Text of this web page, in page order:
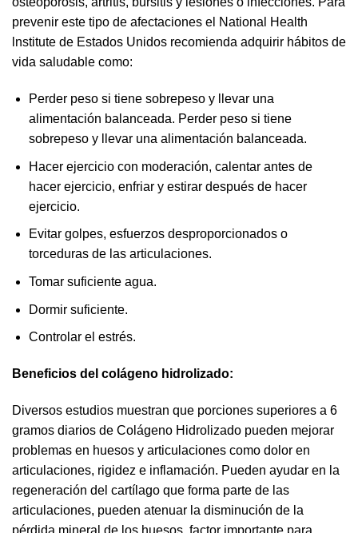
prevenir este tipo de afectaciones el National Health
lnstitute de Estados Unidos recomienda adquirir hábitos de
vida saludable como:
Perder peso si tiene sobrepeso y llevar una
alimentación balanceada. Perder peso si tiene
sobrepeso y llevar una alimentación balanceada.
Hacer ejercicio con moderación, calentar antes de
hacer ejercicio, enfriar y estirar después de hacer
ejercicio.
Evitar golpes, esfuerzos desproporcionados o
torceduras de las articulaciones.
Tomar suficiente agua.
Dormir suficiente.
Controlar el estrés.
Beneficios del colágeno hidrolizado:
Diversos estudios muestran que porciones superiores a 6
gramos diarios de Colágeno Hidrolizado pueden mejorar
problemas en huesos y articulaciones como dolor en
articulaciones, rigidez e inflamación. Pueden ayudar en la
regeneración del cartílago que forma parte de las
articulaciones, pueden atenuar la disminución de la
pérdida mineral de los huesos, factor importante para